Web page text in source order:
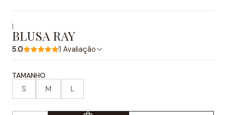
|
BLUSA RAY
5.0 1 Avaliação
TAMANHO
S M L